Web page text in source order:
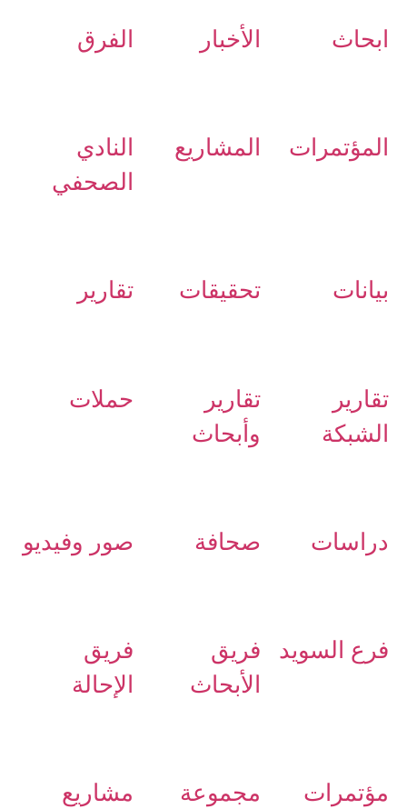
ابحاث الأخبار الفرق
المؤتمرات المشاريع
النادي
الصحفي
بيانات تحقيقات تقارير
تقارير
الشبكة
تقارير
وأبحاث
حملات
دراسات صحافة صور وفيديو
فرع السويد
فريق
الأبحاث
فريق
الإحالة
مؤتمرات مجموعة مشاريع